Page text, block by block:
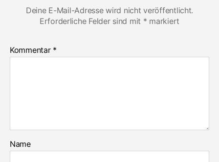
Deine E-Mail-Adresse wird nicht veröffentlicht.
Erforderliche Felder sind mit * markiert
Kommentar *
Name